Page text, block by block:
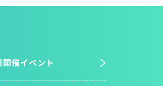
開催イベント